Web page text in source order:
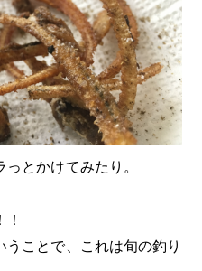
とかけてみたり。
ことで、これは旬の釣り